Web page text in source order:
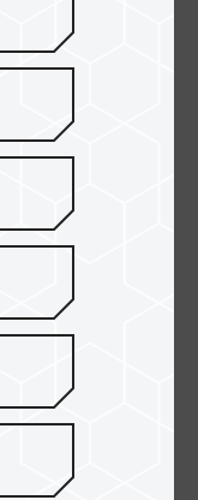
strenge
Die
Gen2 x1
in
bei Amazon
offiziellen
den sozialen